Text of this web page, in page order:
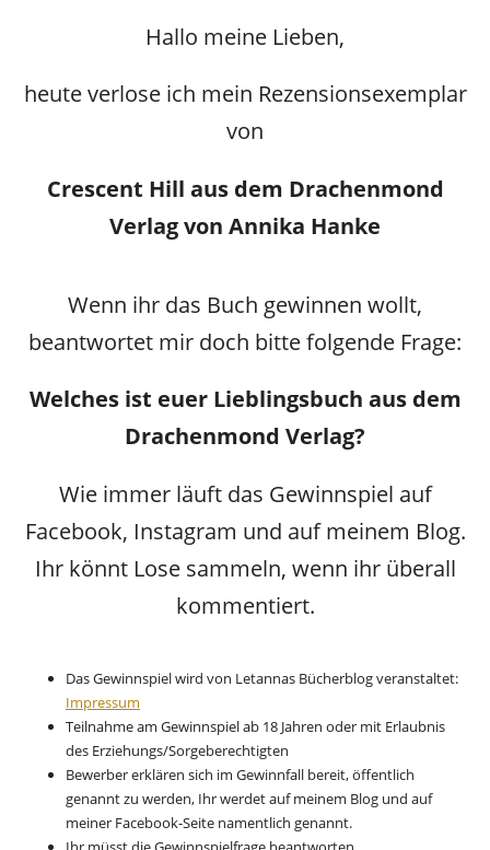
Hallo meine Lieben,
heute verlose ich mein Rezensionsexemplar
von
Crescent Hill aus dem Drachenmond
Verlag von Annika Hanke
Wenn ihr das Buch gewinnen wollt,
beantwortet mir doch bitte folgende Frage:
Welches ist euer Lieblingsbuch aus dem
Drachenmond Verlag?
Wie immer läuft das Gewinnspiel auf
Facebook, Instagram und auf meinem Blog.
Ihr könnt Lose sammeln, wenn ihr überall
kommentiert.
Das Gewinnspiel wird von Letannas Bücherblog veranstaltet:
Impressum
Teilnahme am Gewinnspiel ab 18 Jahren oder mit Erlaubnis
des Erziehungs/Sorgeberechtigten
Bewerber erklären sich im Gewinnfall bereit, öffentlich
genannt zu werden, Ihr werdet auf meinem Blog und auf
meiner Facebook-Seite namentlich genannt.